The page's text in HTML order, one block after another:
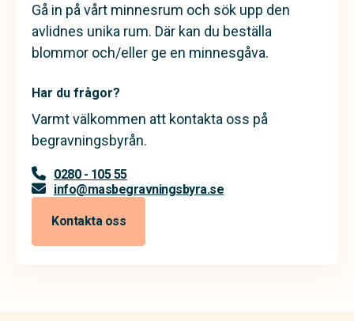
Gå in på vårt minnesrum och sök upp den
avlidnes unika rum. Där kan du beställa
blommor och/eller ge en minnesgåva.
Har du frågor?
Varmt välkommen att kontakta oss på
begravningsbyrån.
0280 - 105 55
info@masbegravningsbyra.se
Kontakta oss